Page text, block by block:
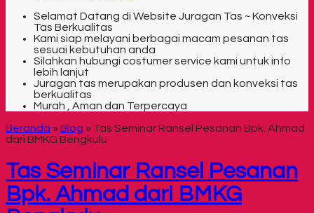
Selamat Datang di Website Juragan Tas ~ Konveksi
Tas Berkualitas
Kami siap melayani berbagai macam pesanan tas
sesuai kebutuhan anda
Silahkan hubungi costumer service kami untuk info
lebih lanjut
Juragan tas merupakan produsen dan konveksi tas
berkualitas
Murah , Aman dan Terpercaya
Beranda » Blog » Tas Seminar Ransel Pesanan Bpk. Ahmad
dari BMKG Bengkulu
Tas Seminar Ransel Pesanan
Bpk. Ahmad dari BMKG